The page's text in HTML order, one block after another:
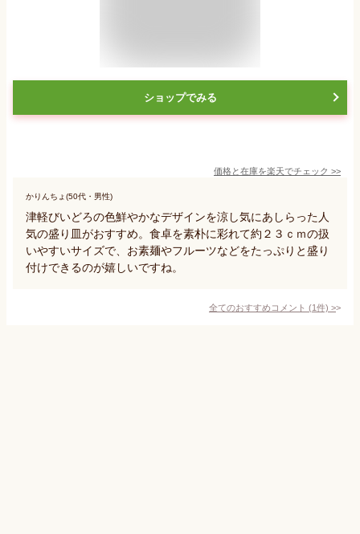
ショップでみる
価格と在庫を楽天でチェック >>
かりんちょ(50代・男性)
津軽びいどろの色鮮やかなデザインを涼し気にあしらった人
気の盛り皿がおすすめ。食卓を素朴に彩れて約２３ｃｍの扱
いやすいサイズで、お素麺やフルーツなどをたっぷりと盛り
付けできるのが嬉しいですね。
全てのおすすめコメント (1件) >